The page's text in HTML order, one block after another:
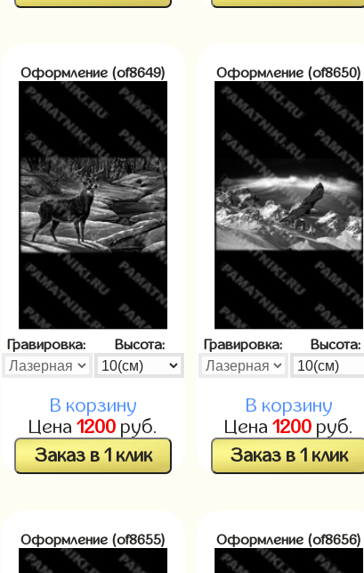
Оформление (of8649)
Гравировка: Высота:
В корзину
Цена1200 руб.
Заказ в 1 клик
Оформление (of8650)
Гравировка: Высота:
В корзину
Цена1200 руб.
Заказ в 1 клик
Оформление (of8655) Оформление (of8656)